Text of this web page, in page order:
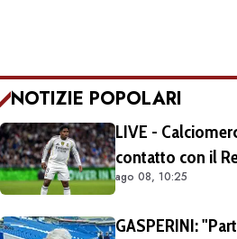
NOTIZIE POPOLARI
LIVE -
contatto con il
Endrick in
ago 08, 10:25
GASPERINI: